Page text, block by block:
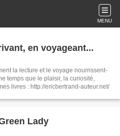
MENU
en voyageant...
la lecture et le voyage nourrissent-
temps que le plaisir, la curiosité,
l'écriture ? Lien vers l'ensemble de mes livres : http://ericbertrand-auteur.net/
Lady